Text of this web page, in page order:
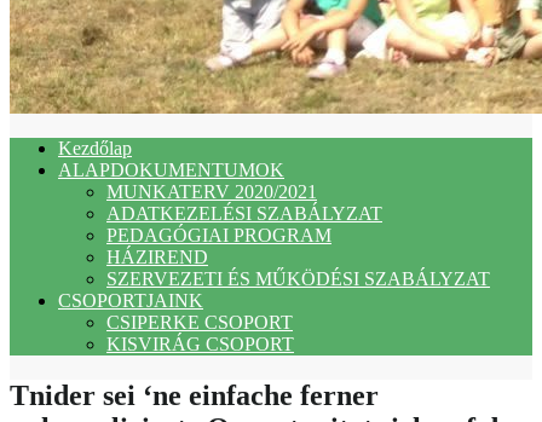
Kezdőlap
ALAPDOKUMENTUMOK
MUNKATERV 2020/2021
ADATKEZELÉSI SZABÁLYZAT
PEDAGÓGIAI PROGRAM
HÁZIREND
SZERVEZETI ÉS MŰKÖDÉSI SZABÁLYZAT
CSOPORTJAINK
CSIPERKE CSOPORT
KISVIRÁG CSOPORT
Tnider sei ‘ne einfache ferner